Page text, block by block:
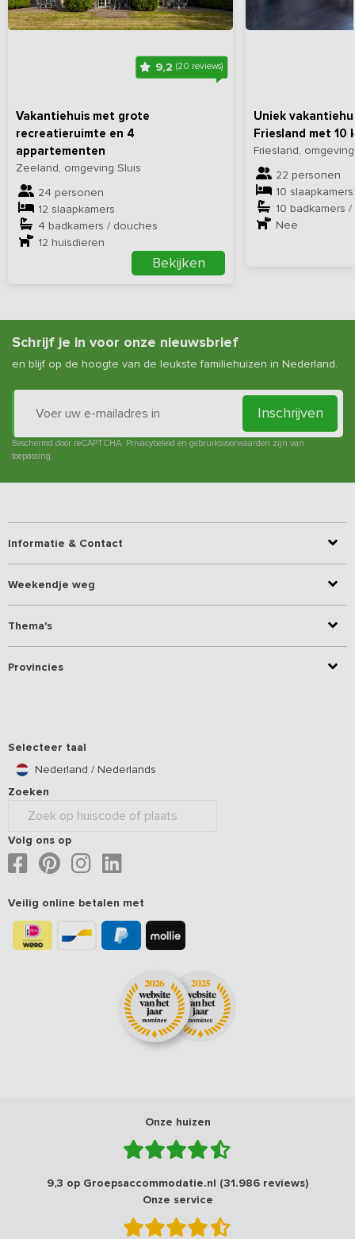
9,2 (20 reviews)
Vakantiehuis met grote
recreatieruimte en 4
appartementen
Zeeland, omgeving Sluis
24 personen
12 slaapkamers
4 badkamers / douches
12 huisdieren
Bekijken
Uniek
Friesland met 10
Friesland,
22 personen
10 slaapkamers
10 badkamers
Nee
Schrijf je in voor onze nieuwsbrief
en blijf op de hoogte van de leukste familiehuizen in Nederland.
Inschrijven
Beschermd door reCAPTCHA. Privacybeleid en gebruiksvoorwaarden zijn van
toepassing.
Informatie & Contact
Weekendje weg
Thema's
Provincies
Selecteer taal
Nederland / Nederlands
Zoeken
Volg ons op
Veilig online betalen met
Onze huizen
9,3 op Groepsaccommodatie.nl (31.986 reviews)
Onze service